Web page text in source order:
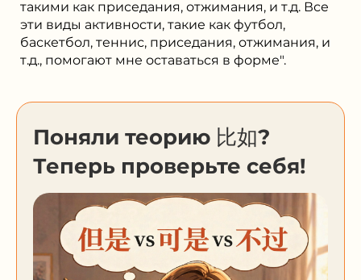
такими как приседания, отжимания, и т.д. Все
эти виды активности, такие как футбол,
баскетбол, теннис, приседания, отжимания, и
т.д., помогают мне оставаться в форме".
Поняли теорию 比如?
Теперь проверьте себя!